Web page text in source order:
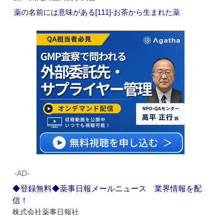
薬の名前には意味がある[111]‐お茶から生まれた薬
‐AD‐
◆登録無料◆薬事日報メールニュース 業界情報を配
信！
株式会社薬事日報社